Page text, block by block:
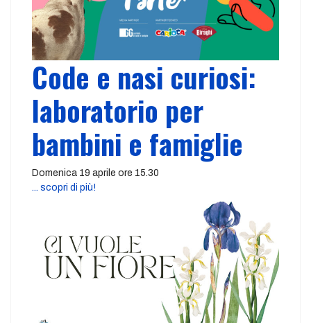
Code e nasi curiosi:
laboratorio per
bambini e famiglie
Domenica 19 aprile ore 15.30
... scopri di più!